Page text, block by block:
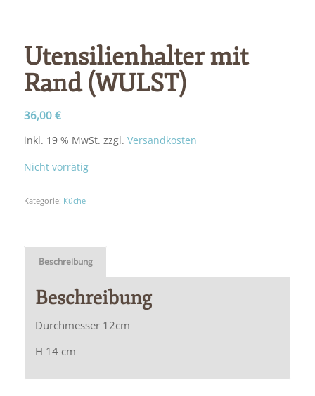
Utensilienhalter mit
Rand (WULST)
36,00 €
inkl. 19 % MwSt. zzgl. Versandkosten
Nicht vorrätig
Kategorie: Küche
Beschreibung
Beschreibung
Durchmesser 12cm
H 14 cm